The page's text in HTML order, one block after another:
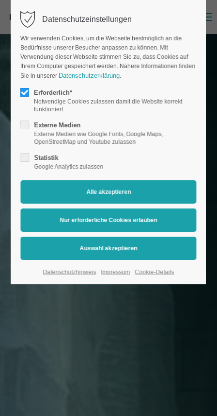
Datenschutzeinstellungen
Wir verwenden Cookies, um die Webseite bestmöglich an die
Bedürfnisse unserer Besucher anpassen zu können. Mit
Verwendung dieser Webseite stimmen Sie zu, dass Cookies auf
Ihrem Computer gespeichert werden. Nähere Informationen finden
Sie in unserer Datenschutzerklärung.
Erforderlich*
Notwendige Cookies zulassen damit die Website korrekt
funktioniert
Externe Medien
Externe Medien wie Google Fonts, Google Maps,
OpenStreetMap und Youtube zulassen
Statistik
Google Analytics zulassen
Datenschutzhinweis Impressum Cookie-Details